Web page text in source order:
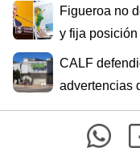
Figueroa no
y fija
CALF
advertencias